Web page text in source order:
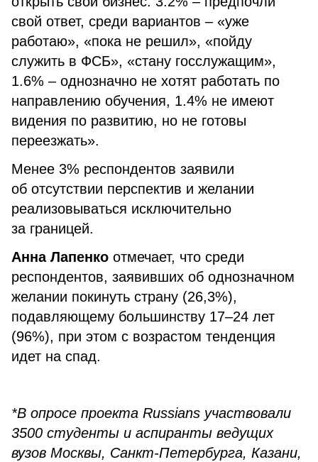
свой ответ, среди вариантов – «уже
работаю», «пока не решил», «пойду
служить в ФСБ», «стану госслужащим»,
1.6% – однозначно не хотят работать по
направлению обучения, 1.4% не имеют
видения по развитию, но не готовы
переезжать».
Менее 3% респондентов заявили
об отсутствии перспектив и желании
реализовываться исключительно
за границей.
Анна Лапенко отмечает, что среди
респондентов, заявивших об однозначном
желании покинуть страну (26,3%),
подавляющему большинству 17–24 лет
(96%), при этом с возрастом тенденция
идет на спад.
*В опросе проекта Russians участвовали
3500 студенты и аспиранты ведущих
вузов Москвы, Санкт-Петербурга, Казани,